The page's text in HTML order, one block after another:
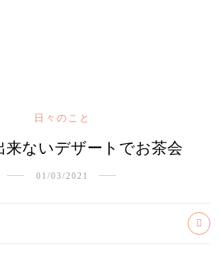
日々のこと
来ないデザートでお茶会
01/03/2021